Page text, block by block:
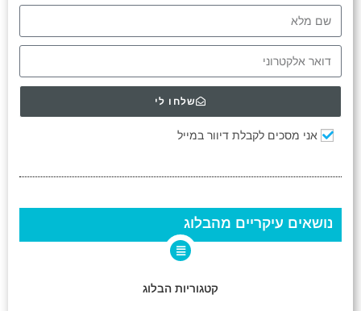
אני מסכים לקבלת דיוור במייל
שלחו לי
נושאים עיקריים מהבלוג
קטגוריות הבלוג